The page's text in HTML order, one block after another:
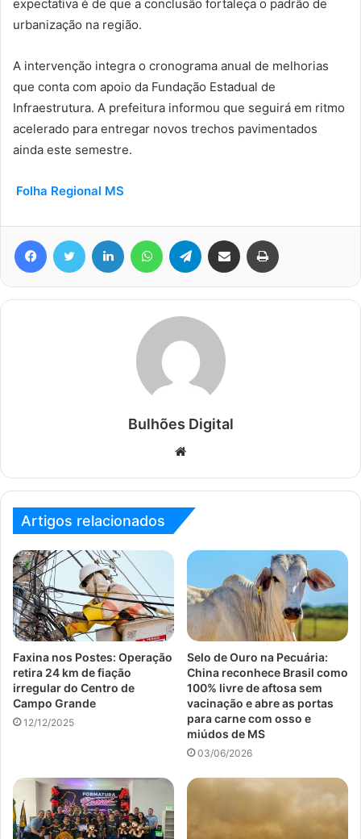
expectativa é de que a conclusão fortaleça o padrão de
urbanização na região.
A intervenção integra o cronograma anual de melhorias
que conta com apoio da Fundação Estadual de
Infraestrutura. A prefeitura informou que seguirá em ritmo
acelerado para entregar novos trechos pavimentados
ainda este semestre.
Folha Regional MS
FacebookTwitter Linkedin WhatsAppTelegram Compartilhar via e-mail
Bulhões Digital
Website
Artigos relacionados
Faxina nos Postes: Operação
retira 24 km de fiação
irregular do Centro de
Campo Grande
12/12/2025
Selo de Ouro na Pecuária:
China reconhece Brasil como
100% livre de aftosa sem
vacinação e abre as portas
para carne com osso e
miúdos de MS
03/06/2026